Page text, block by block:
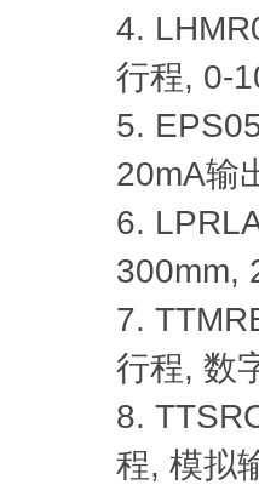
4.
行程, 0-
5.
20mA输
6.
300mm,
7.
行程, 数
8.
程, 模拟